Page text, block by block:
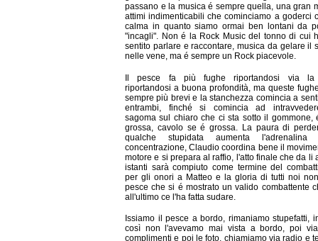
passano e la musica é sempre quella, una gran
attimi indimenticabili che cominciamo a goderci
calma in quanto siamo ormai ben lontani da
"incagli". Non é la Rock Music del tonno di cui
sentito parlare e raccontare, musica da gelare il
nelle vene, ma é sempre un Rock piacevole.
Il pesce fa più fughe riportandosi via la
riportandosi a buona profondità, ma queste
sempre più brevi e la stanchezza comincia a
entrambi, finché si comincia ad
sagoma sul chiaro che ci sta sotto il gommone,
grossa, cavolo se é grossa. La paura di
qualche stupidata aumenta
concentrazione, Claudio coordina bene il
motore e si prepara al raffio, l'atto finale che da li
istanti sarà compiuto come termine del
per gli onori a Matteo e la gloria di tutti noi
pesce che si é mostrato un valido combattente
all'ultimo ce l'ha fatta sudare.
Issiamo il pesce a bordo, rimaniamo stupefatti,
così non l'avevamo mai vista a bordo, poi
complimenti e poi le foto, chiamiamo via radio e